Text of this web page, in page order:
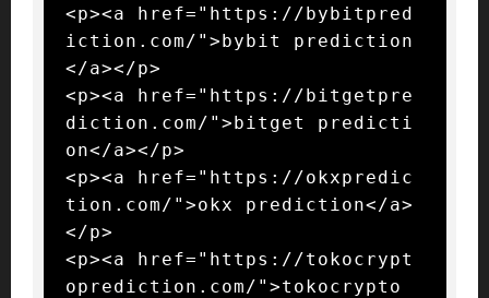
<p><a href="https://bybitpred
iction.com/">bybit prediction
</a></p>
<p><a href="https://bitgetpre
diction.com/">bitget predicti
on</a></p>
<p><a href="https://okxpredic
tion.com/">okx prediction</a>
</p>
<p><a href="https://tokocrypt
oprediction.com/">tokocrypto